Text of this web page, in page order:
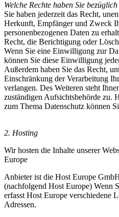
Welche Rechte haben Sie
Sie haben jederzeit das Recht,
Herkunft, Empfänger und Zweck
personenbezogenen Daten zu
Recht, die Berichtigung oder
Wenn Sie eine Einwilligung zur
können Sie diese Einwilligung
Außerdem haben Sie das Recht,
Einschränkung der Verarbeitung
verlangen. Des Weiteren steht
zuständigen Aufsichtsbehörde zu.
zum Thema Datenschutz können
2. Hosting
Wir hosten die Inhalte unserer
Europe
Anbieter ist die Host Europe
(nachfolgend Host Europe) Wenn
erfasst Host Europe verschiedene
Adressen.